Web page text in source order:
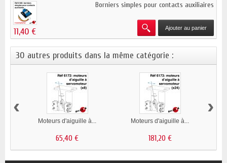
Borniers simples pour contacts auxiliaires
11,40 € Ajouter au panier
30 autres produits dans la même catégorie :
Moteurs d'aiguille à...
65,40 €
Moteurs d'aiguille à...
181,20 €
‹ ›